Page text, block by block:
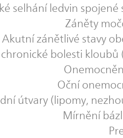
selhání ledvin
Záněty
Akutní zánětlivé stavy
bolesti kloubů
Oční
útvary (lipomy,
Mírnění